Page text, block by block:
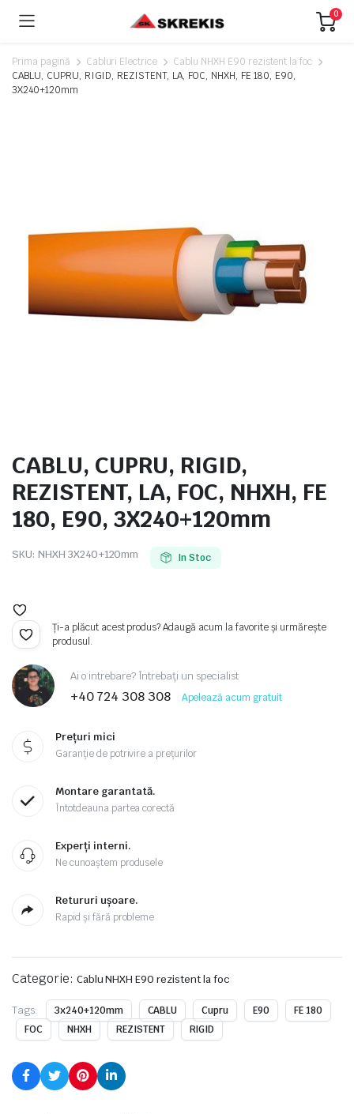
0
Prima pagină Cabluri Electrice
Cablu NHXH E90 rezistent la foc
CABLU, CUPRU, RIGID, REZISTENT, LA, FOC, NHXH, FE 180, E90,
3X240+120mm
CABLU, CUPRU, RIGID,
REZISTENT, LA, FOC, NHXH, FE
180, E90, 3X240+120mm
SKU: NHXH 3X240+120mm In Stoc
Ți-a plăcut acest produs? Adaugă acum la favorite și urmărește
produsul.
Ai o intrebare? Întrebați un specialist
+40 724 308 308 Apelează acum gratuit
Prețuri mici
Garanție de potrivire a prețurilor
Montare garantată.
Întotdeauna partea corectă
Experți interni.
Ne cunoaștem produsele
Retururi ușoare.
Rapid și fără probleme
Categorie: Cablu NHXH E90 rezistent la foc
Tags: 3x240+120mm CABLU Cupru E90
FE 180
FOC
NHXH REZISTENT RIGID